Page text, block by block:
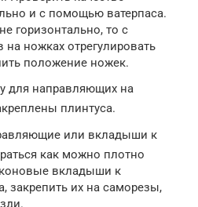
и с помощью ватерпаса.
горизонтально, то с
ножках отрегулировать
положение ножек.
для направляющих на
плинтуса.
или вкладыши к
как можно плотно
вкладыши к
закрепить их на саморезы,